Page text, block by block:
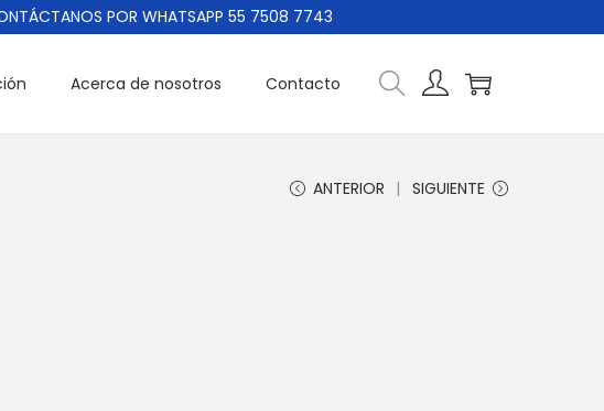
POR WHATSAPP 55 7508 7743
Acerca de nosotros Contacto
ANTERIOR SIGUIENTE